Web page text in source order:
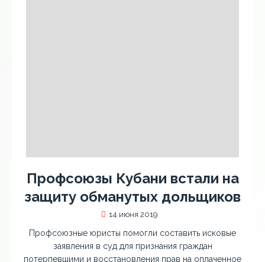
Профсоюзы Кубани встали на
защиту обманутых дольщиков
14 июня 2019
Профсоюзные юристы помогли составить исковые
заявления в суд для признания граждан
потерпевшими и восстановления прав на оплаченное